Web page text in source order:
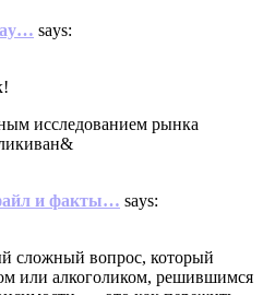
says:
исследованием рынка
и факты… says:
сложный вопрос, который
или алкоголиком, решившимся